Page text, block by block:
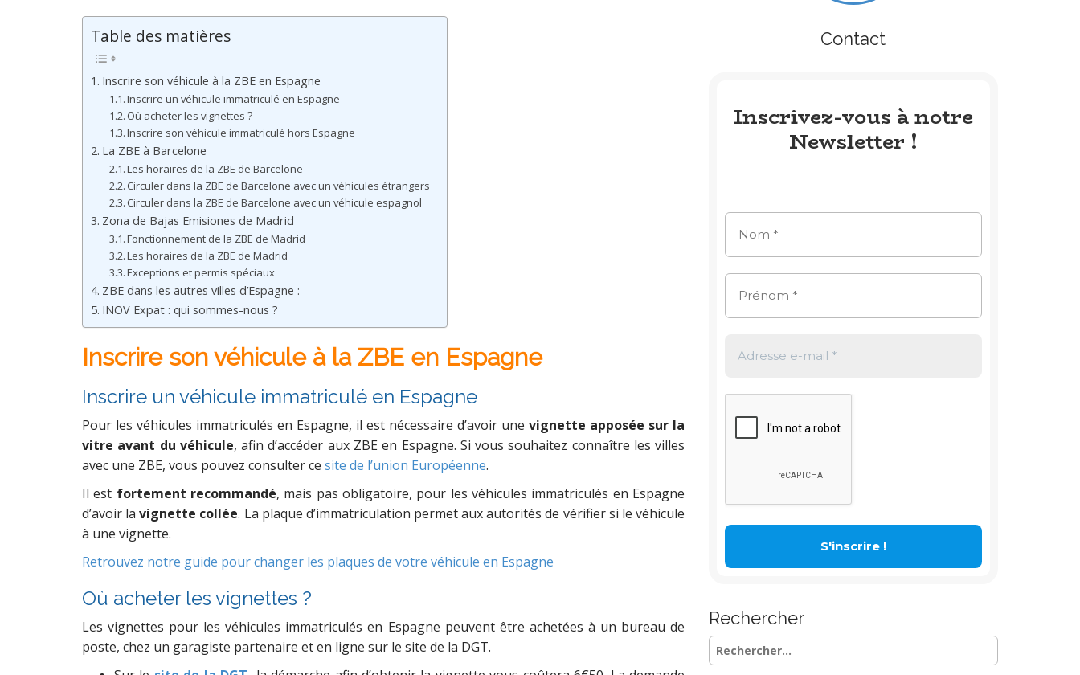
Table des matières
Inscrire son véhicule à la ZBE en Espagne
Inscrire un véhicule immatriculé en Espagne
Où acheter les vignettes ?
Inscrire son véhicule immatriculé hors Espagne
La ZBE à Barcelone
Les horaires de la ZBE de Barcelone
Circuler dans la ZBE de Barcelone avec un véhicules étrangers
Circuler dans la ZBE de Barcelone avec un véhicule espagnol
Zona de Bajas Emisiones de Madrid
Fonctionnement de la ZBE de Madrid
Les horaires de la ZBE de Madrid
Exceptions et permis spéciaux
ZBE dans les autres villes d’Espagne :
INOV Expat : qui sommes-nous ?
Inscrire son véhicule à la ZBE en Espagne
Inscrire un véhicule immatriculé en Espagne
Pour les véhicules immatriculés en Espagne, il est nécessaire d’avoir une vignette apposée sur la
vitre avant du véhicule, afin d’accéder aux ZBE en Espagne. Si vous souhaitez connaître les villes
avec une ZBE, vous pouvez consulter ce site de l’union Européenne.
Il est fortement recommandé, mais pas obligatoire, pour les véhicules immatriculés en Espagne
d’avoir lavignette collée. La plaque d’immatriculation permet aux autorités de vérifier si le véhicule
à une vignette.
Retrouvez notre guide pour changer les plaques de votre véhicule en Espagne
Où acheter les vignettes ?
Les vignettes pour les véhicules immatriculés en Espagne peuvent être achetées à un bureau de
poste, chez un garagiste partenaire et en ligne sur le site de la DGT.
Contact
Inscrivez-vous à notre
Newsletter !
Rechercher
Rechercher :